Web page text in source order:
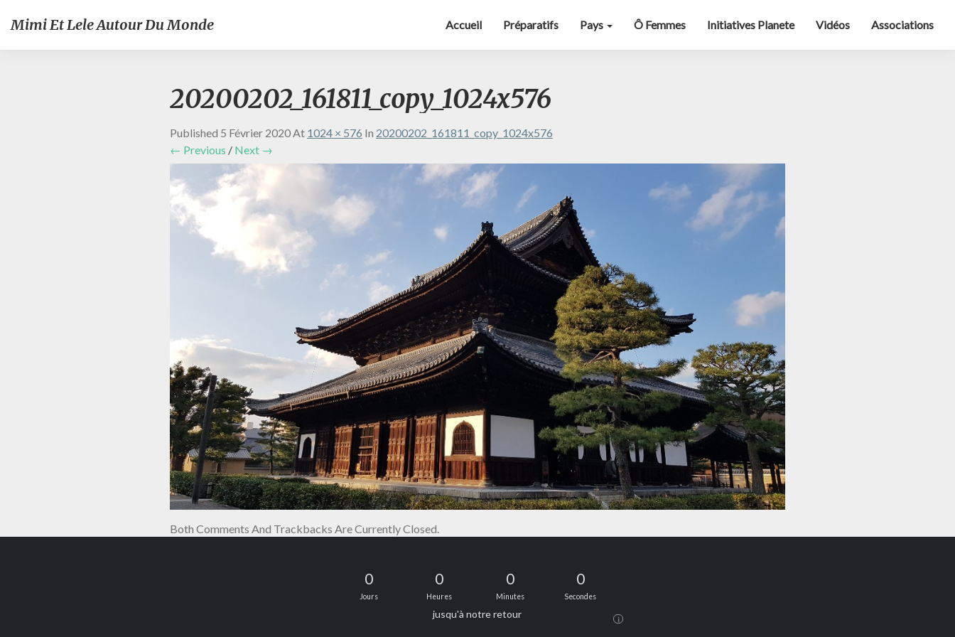
Mimi Et Lele Autour Du Monde Accueil Préparatifs Pays Ô Femmes Initiatives Planete Vidéos Associations
20200202_161811_copy_1024x576
Published 5 Février 2020At 1024 × 576 In 20200202_161811_copy_1024x576
← Previous / Next →
Both Comments And Trackbacks Are Currently Closed.
0
Jours
0
Heures
0
Minutes
0
Secondes
jusqu'à notre retour i